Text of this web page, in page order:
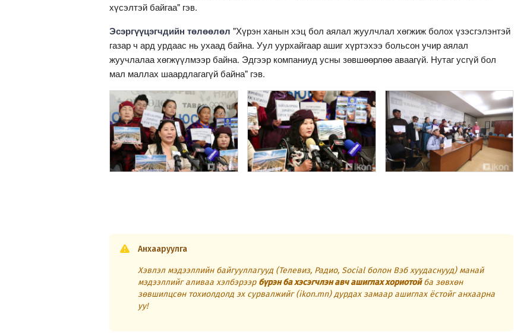
хүсэлтэй байгаа" гэв.
Эсэргүүцэгчдийн төлөөлөл "Хүрэн ханын хэц бол аялал жуулчлал хөгжиж болох үзэсгэлэнтэй
газар ч ард урдаас нь ухаад байна. Уул уурхайгаар ашиг хүртэхээ больсон учир аялал
жуучлалаа хөгжүүлмээр байна. Эдгээр компаниуд усны зөвшөөрлөө аваагүй. Нутаг усгүй бол
мал маллах шаардлагагүй байна" гэв.
Анхааруулга
Хэвлэл мэдээллийн байгууллагууд (Телевиз, Радио, Social болон Вэб хуудаснууд) манай
мэдээллийг аливаа хэлбэрээр бүрэн ба хэсэгчлэн авч ашиглах хориотойба зөвхөн
зөвшилцсөн тохиолдолд эх сурвалжийг (ikon.mn) дурдах замаар ашиглах ёстойг анхаарна
уу!